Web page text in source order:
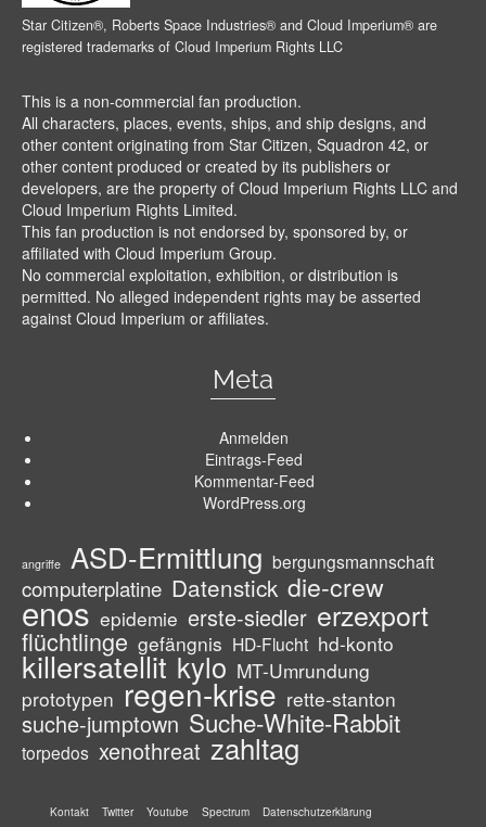
Star Citizen®, Roberts Space Industries® and Cloud Imperium® are
registered trademarks of Cloud Imperium Rights LLC
This is a non-commercial fan production.
All characters, places, events, ships, and ship designs, and
other content originating from Star Citizen, Squadron 42, or
other content produced or created by its publishers or
developers, are the property of Cloud Imperium Rights LLC and
Cloud Imperium Rights Limited.
This fan production is not endorsed by, sponsored by, or
affiliated with Cloud Imperium Group.
No commercial exploitation, exhibition, or distribution is
permitted. No alleged independent rights may be asserted
against Cloud Imperium or affiliates.
Meta
Anmelden
Eintrags-Feed
Kommentar-Feed
WordPress.org
angriffe ASD-Ermittlung bergungsmannschaft
computerplatine Datenstick die-crew
enos epidemie erste-siedler erzexport
flüchtlinge gefängnis HD-Flucht hd-konto
killersatellit kylo MT-Umrundung
prototypen regen-krise rette-stanton
suche-jumptown Suche-White-Rabbit
torpedos xenothreat zahltag
Kontakt Twitter Youtube Spectrum Datenschutzerklärung